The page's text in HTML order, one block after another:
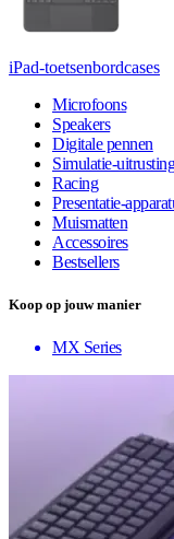
iPad-toetsenbordcases
Microfoons
Speakers
Digitale pennen
Simulatie-
Racing
Presentatie-
Muismatten
Accessoires
Bestsellers
Koop op jouw manier
MX Series